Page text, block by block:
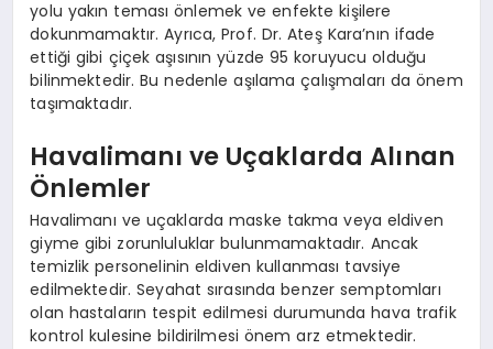
yolu yakın teması önlemek ve enfekte kişilere
dokunmamaktır. Ayrıca, Prof. Dr. Ateş Kara’nın ifade
ettiği gibi çiçek aşısının yüzde 95 koruyucu olduğu
bilinmektedir. Bu nedenle aşılama çalışmaları da önem
taşımaktadır.
Havalimanı ve Uçaklarda Alınan
Önlemler
Havalimanı ve uçaklarda maske takma veya eldiven
giyme gibi zorunluluklar bulunmamaktadır. Ancak
temizlik personelinin eldiven kullanması tavsiye
edilmektedir. Seyahat sırasında benzer semptomları
olan hastaların tespit edilmesi durumunda hava trafik
kontrol kulesine bildirilmesi önem arz etmektedir.